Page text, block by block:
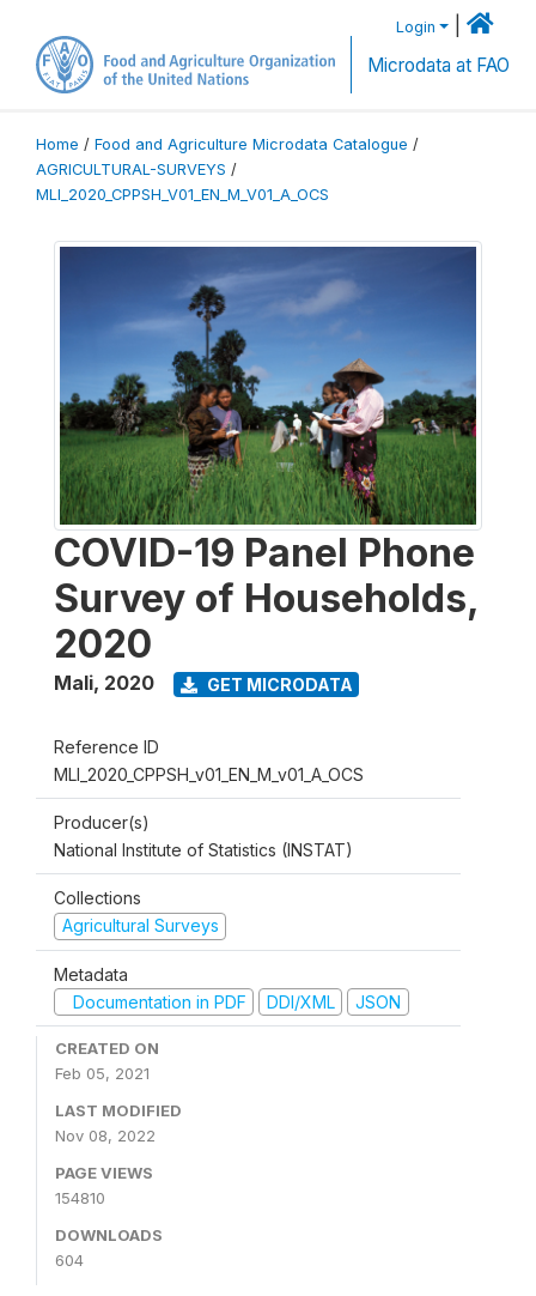
Login
Microdata at FAO
Home / Food and Agriculture Microdata Catalogue /
AGRICULTURAL-SURVEYS /
MLI_2020_CPPSH_V01_EN_M_V01_A_OCS
COVID-19 Panel Phone
Survey of Households,
2020
Mali, 2020 GET MICRODATA
Reference ID
MLI_2020_CPPSH_v01_EN_M_v01_A_OCS
Producer(s)
National Institute of Statistics (INSTAT)
Collections
Agricultural Surveys
Metadata
Documentation in PDF
DDI/XML JSON
CREATED ON
Feb 05, 2021
LAST MODIFIED
Nov 08, 2022
PAGE VIEWS
154810
DOWNLOADS
604